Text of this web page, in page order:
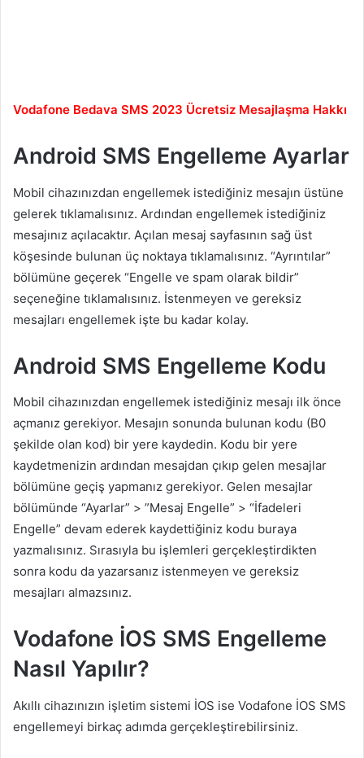
Vodafone Bedava SMS 2023 Ücretsiz Mesajlaşma Hakkı
Android SMS Engelleme Ayarlar
Mobil cihazınızdan engellemek istediğiniz mesajın üstüne
gelerek tıklamalısınız. Ardından engellemek istediğiniz
mesajınız açılacaktır. Açılan mesaj sayfasının sağ üst
köşesinde bulunan üç noktaya tıklamalısınız. “Ayrıntılar”
bölümüne geçerek “Engelle ve spam olarak bildir”
seçeneğine tıklamalısınız. İstenmeyen ve gereksiz
mesajları engellemek işte bu kadar kolay.
Android SMS Engelleme Kodu
Mobil cihazınızdan engellemek istediğiniz mesajı ilk önce
açmanız gerekiyor. Mesajın sonunda bulunan kodu (B0
şekilde olan kod) bir yere kaydedin. Kodu bir yere
kaydetmenizin ardından mesajdan çıkıp gelen mesajlar
bölümüne geçiş yapmanız gerekiyor. Gelen mesajlar
bölümünde “Ayarlar” > ”Mesaj Engelle” > “İfadeleri
Engelle” devam ederek kaydettiğiniz kodu buraya
yazmalısınız. Sırasıyla bu işlemleri gerçekleştirdikten
sonra kodu da yazarsanız istenmeyen ve gereksiz
mesajları almazsınız.
Vodafone İOS SMS Engelleme
Nasıl Yapılır?
Akıllı cihazınızın işletim sistemi İOS ise Vodafone İOS SMS
engellemeyi birkaç adımda gerçekleştirebilirsiniz.